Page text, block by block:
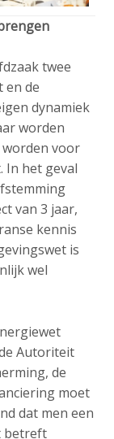
twee
en de
dynamiek
worden
voor
In het geval
van 3 jaar,
kennis
is
wel
Autoriteit
de
moet
dat men een
betreft